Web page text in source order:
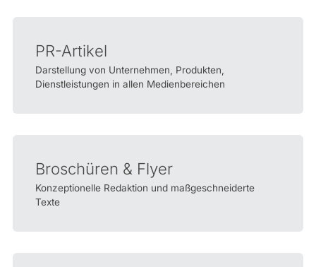
PR-Artikel
Darstellung von Unternehmen, Produkten,
Dienstleistungen in allen Medienbereichen
Broschüren & Flyer
Konzeptionelle Redaktion und maßgeschneiderte
Texte